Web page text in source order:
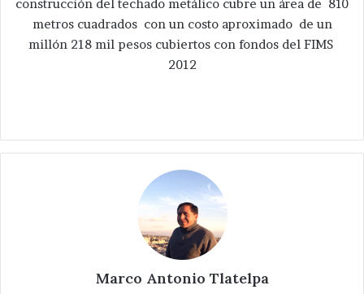
construcción del techado metálico cubre un área de 810
metros cuadrados con un costo aproximado de un
millón 218 mil pesos cubiertos con fondos del FIMS
2012
Marco Antonio Tlatelpa